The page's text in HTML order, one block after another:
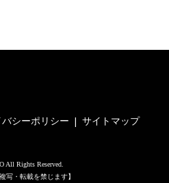
バシーポリシー サイトマップ
All Rights Reserved.
写・転載を禁じます】